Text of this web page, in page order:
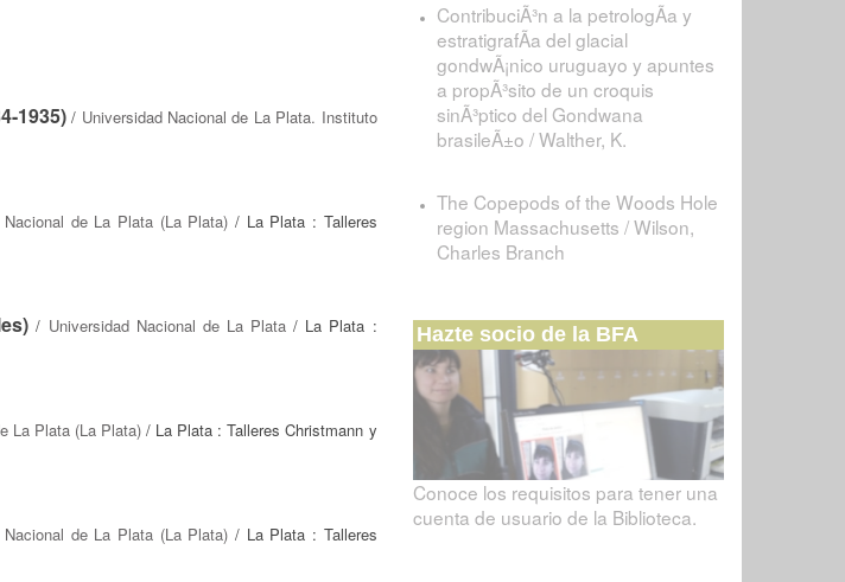
1935) / Universidad Nacional de La Plata. Instituto
Nacional de La Plata (La Plata) / La Plata : Talleres
/ Universidad Nacional de La Plata / La Plata :
La Plata (La Plata) / La Plata : Talleres Christmann y
Nacional de La Plata (La Plata) / La Plata : Talleres
ContribuciÃ³n a la petrologÃ­a y
estratigrafÃ­a del glacial
gondwÃ¡nico uruguayo y apuntes
a propÃ³sito de un croquis
sinÃ³ptico del Gondwana
brasileÃ±o / Walther, K.
The Copepods of the Woods Hole
region Massachusetts / Wilson,
Charles Branch
Hazte socio de la BFA
Conoce los requisitos para tener una
cuenta de usuario de la Biblioteca.